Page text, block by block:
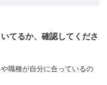
てるか、確認してくださ
職種が自分に合っているの